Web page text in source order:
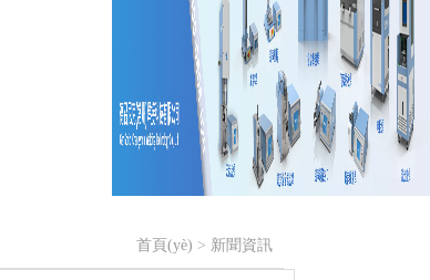
首頁(yè) > 新聞資訊